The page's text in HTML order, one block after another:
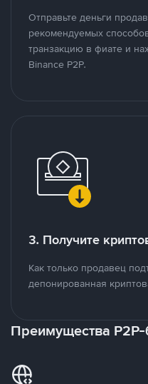
Отправьте деньги
рекомендуемых
транзакцию в фиате и
Binance P2P.
3. Получите
Как только продавец
депонированная
Преимущества